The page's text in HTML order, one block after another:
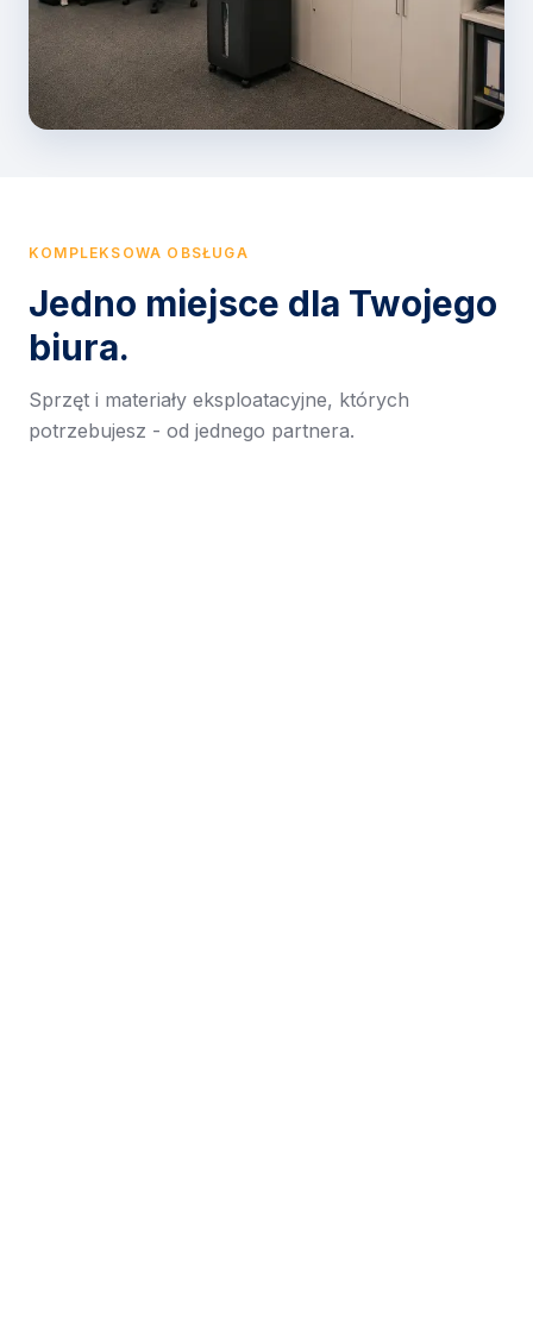
KOMPLEKSOWA OBSŁUGA
Jedno miejsce dla Twojego
biura.
Sprzęt i materiały eksploatacyjne, których
potrzebujesz - od jednego partnera.